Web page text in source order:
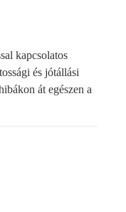
kapcsolatos
és jótállási
át egészen a